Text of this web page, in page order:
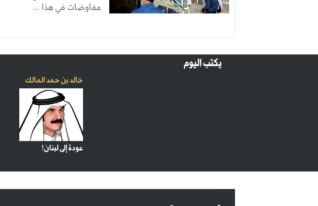
مفاوضات في هذا ...
يكتب اليوم
خالد بن حمد المالك
عودة إلى لبنان!